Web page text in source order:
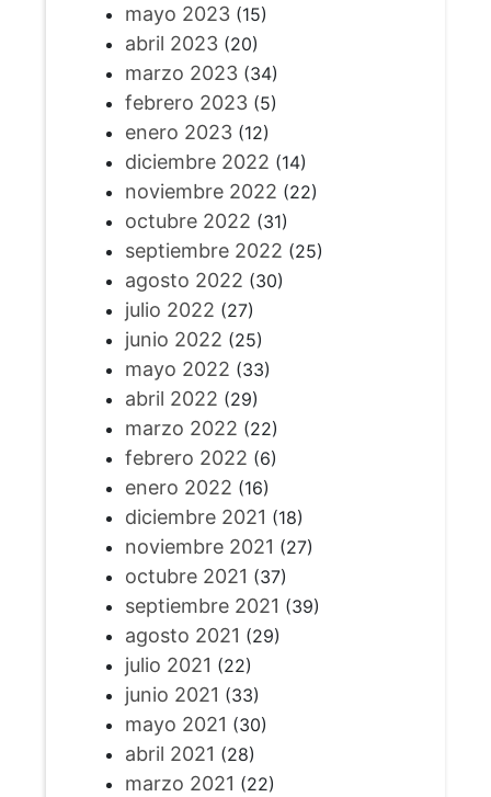
mayo 2023(15)
abril 2023(20)
marzo 2023(34)
febrero 2023(5)
enero 2023(12)
diciembre 2022 (14)
noviembre 2022 (22)
octubre 2022 (31)
septiembre 2022 (25)
agosto 2022 (30)
julio 2022 (27)
junio 2022 (25)
mayo 2022 (33)
abril 2022 (29)
marzo 2022 (22)
febrero 2022 (6)
enero 2022 (16)
diciembre 2021 (18)
noviembre 2021 (27)
octubre 2021 (37)
septiembre 2021 (39)
agosto 2021 (29)
julio 2021 (22)
junio 2021 (33)
mayo 2021 (30)
abril 2021 (28)
marzo 2021 (22)